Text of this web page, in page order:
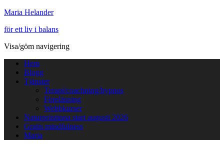
Maria Helander
för ett liv i balans
Visa/göm navigering
Hem
Blogg
Tjänster
Terapi/coachning/hypnos
Föreläsning
Webbkurser
Naturprästinna start augusti 2026
Gratis mindfulness
Maria